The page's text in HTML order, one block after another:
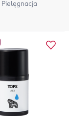
Pielęgnacja